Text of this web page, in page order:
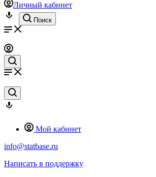
Личный кабинет
Поиск
Мой кабинет
info@statbase.ru
Написать в поддержку